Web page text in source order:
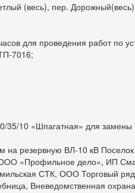
(весь), пер.
для проведения работ по
7016;
35/10 «Шпагатная» для
на резервную ВЛ-10 кВ
«Профильное дело», ИП
СТК, ООО Торговый
Вневедомственная